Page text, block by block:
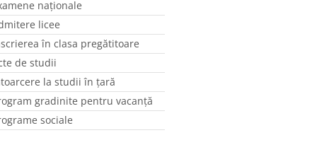
naționale
licee
în clasa pregătitoare
de studii
la studii în ţară
gradinite pentru vacanţă
sociale